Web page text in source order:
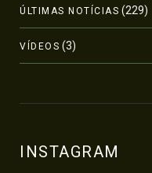
ÚLTIMAS NOTÍCIAS (229)
VÍDEOS (3)
INSTAGRAM